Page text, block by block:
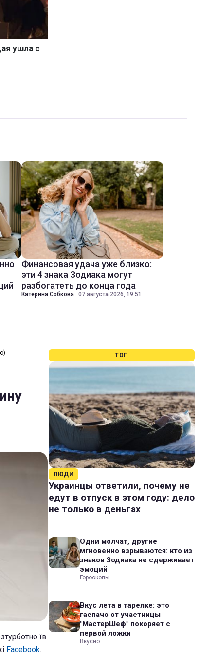
Финансовая удача уже близко:
эти 4 знака Зодиака могут
разбогатеть до конца года
Катерина Собкова · 07 августа 2026, 19:51
їв
Facebook.
ТОП
ЛЮДИ
Украинцы ответили, почему не
едут в отпуск в этом году: дело
не только в деньгах
Одни молчат, другие
мгновенно взрываются: кто из
знаков Зодиака не сдерживает
эмоций
Гороскопы
Вкус лета в тарелке: это
гаспачо от участницы
"МастерШеф" покоряет с
первой ложки
Вкусно